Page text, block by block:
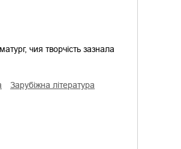
чия творчість зазнала
зарубіжна література